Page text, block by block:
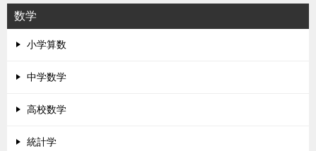
数学
小学算数
中学数学
高校数学
統計学